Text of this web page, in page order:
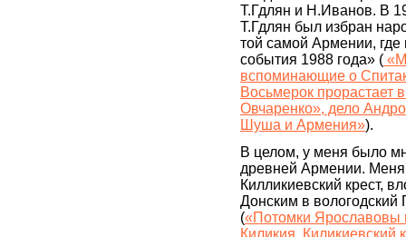
Т.Гдлян и Н.Иванов. В
Т.Гдлян был избран
той самой Армении,
события 1988 года» (
вспоминающие о
Восьмерок прорастает
Овчаренко», дело
Шуша и Армения»).
В целом, у меня было
древней Армении. Меня
Килликиевский крест,
Донским в
(«Потомки Ярославовы
Киликия, Киликиевский